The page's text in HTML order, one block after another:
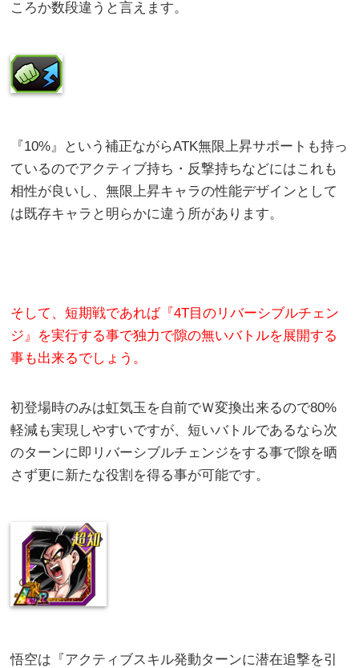
ころか数段違うと言えます。
『10%』という補正ながらATK無限上昇サポートも持っ
ているのでアクティブ持ち・反撃持ちなどにはこれも
相性が良いし、無限上昇キャラの性能デザインとして
は既存キャラと明らかに違う所があります。
そして、短期戦であれば『4T目のリバーシブルチェン
ジ』を実行する事で独力で隙の無いバトルを展開する
事も出来るでしょう。
初登場時のみは虹気玉を自前でＷ変換出来るので80%
軽減も実現しやすいですが、短いバトルであるなら次
のターンに即リバーシブルチェンジをする事で隙を晒
さず更に新たな役割を得る事が可能です。
悟空は『アクティブスキル発動ターンに潜在追撃を引